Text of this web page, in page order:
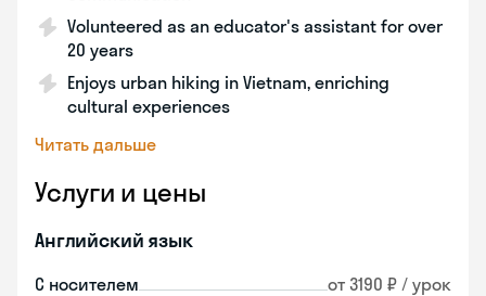
Volunteered as an educator's assistant for over
20 years
Enjoys urban hiking in Vietnam, enriching
cultural experiences
Читать дальше
Услуги и цены
Английский язык
С носителем от 3190 ₽ / урок